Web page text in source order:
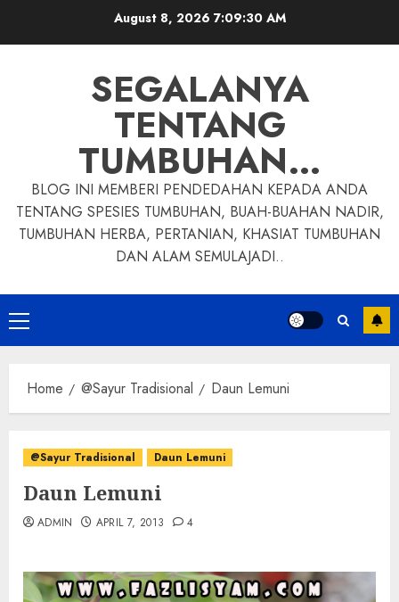
August 8, 20267:09:31 AM
SEGALANYA
TENTANG
TUMBUHAN…
BLOG INI MEMBERI PENDEDAHAN KEPADA ANDA
TENTANG SPESIES TUMBUHAN, BUAH-BUAHAN NADIR,
TUMBUHAN HERBA, PERTANIAN, KHASIAT TUMBUHAN
DAN ALAM SEMULAJADI..
Primary
Menu
Home @Sayur Tradisional Daun Lemuni
@Sayur Tradisional Daun Lemuni
Daun Lemuni
ADMIN APRIL 7, 2013 4